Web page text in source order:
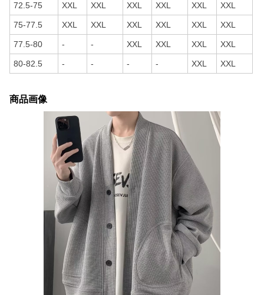
72.5-75 XXL XXL XXL XXL XXL XXL
75-77.5 XXL XXL XXL XXL XXL XXL
77.5-80 - - XXL XXL XXL XXL
80-82.5 - - - - XXL XXL
商品画像